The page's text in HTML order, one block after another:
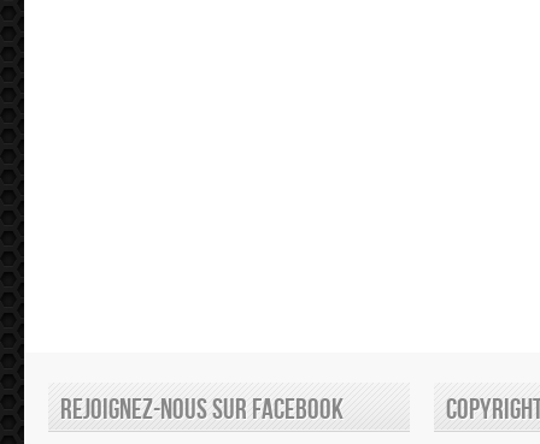
Rejoignez-nous sur Facebook